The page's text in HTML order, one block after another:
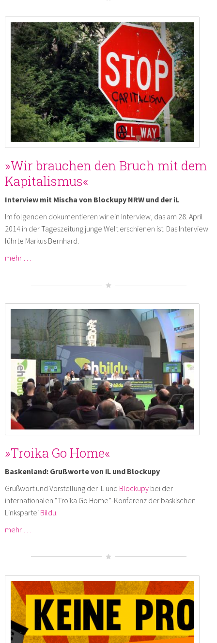
»Wir brauchen den Bruch mit dem
Kapitalismus«
Interview mit Mischa von Blockupy NRW und der iL
Im folgenden dokumentieren wir ein Interview, das am 28. April
2014 in der Tageszeitung junge Welt erschienen ist. Das Interview
führte Markus Bernhard.
mehr …
»Troika Go Home«
Baskenland: Grußworte von iL und Blockupy
Grußwort und Vorstellung der IL und Blockupy bei der
internationalen “Troika Go Home”-Konferenz der baskischen
Linkspartei Bildu.
mehr …